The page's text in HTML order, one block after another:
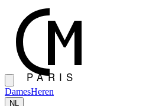
DamesHeren
NL